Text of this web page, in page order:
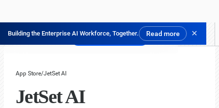
Building the Enterprise AI Workforce, Together. Read more ✕
Essayer gratuitement
App Store/JetSet AI
JetSet AI